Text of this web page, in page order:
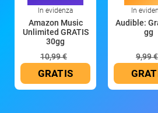
In evidenza
Amazon Music
Unlimited GRATIS
30gg
10,99 €
GRATIS
In
Audible:
gg
9,99 €